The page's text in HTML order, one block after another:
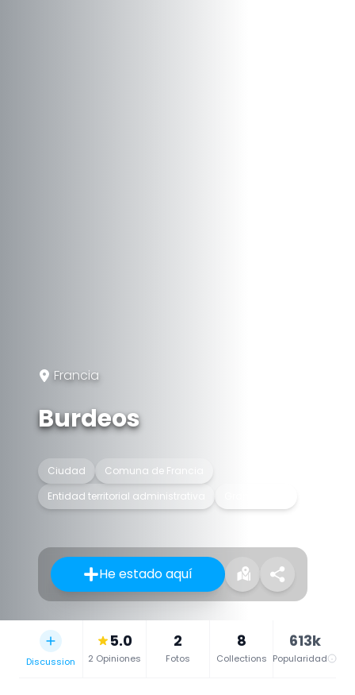
Francia
Burdeos
Ciudad
Comuna de Francia
Entidad territorial administrativa
He estado aquí
Discussion
5.0
2 Opiniones
2
Fotos
8
Collections
613k
Popularidad